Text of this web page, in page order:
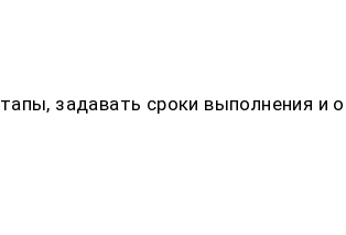
задавать сроки выполнения и